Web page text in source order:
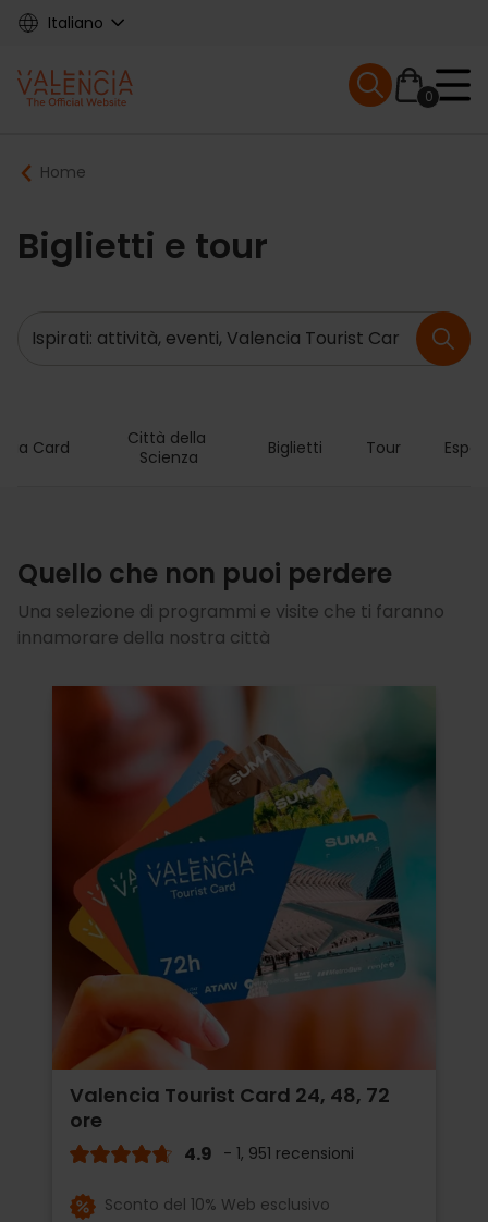
Skip
content
Italiano
Main
navigation
0
Mobile menu
Breadcrumb
Home
Biglietti e tour
Ricerca
Card
Città della
Scienza
Biglietti Tour
Quello che non puoi perdere
Una selezione di programmi e visite che ti faranno
innamorare della nostra città
Valencia Tourist Card 24, 48, 72
ore
4.9 - 1, 951 recensioni
Sconto del 10% Web esclusivo